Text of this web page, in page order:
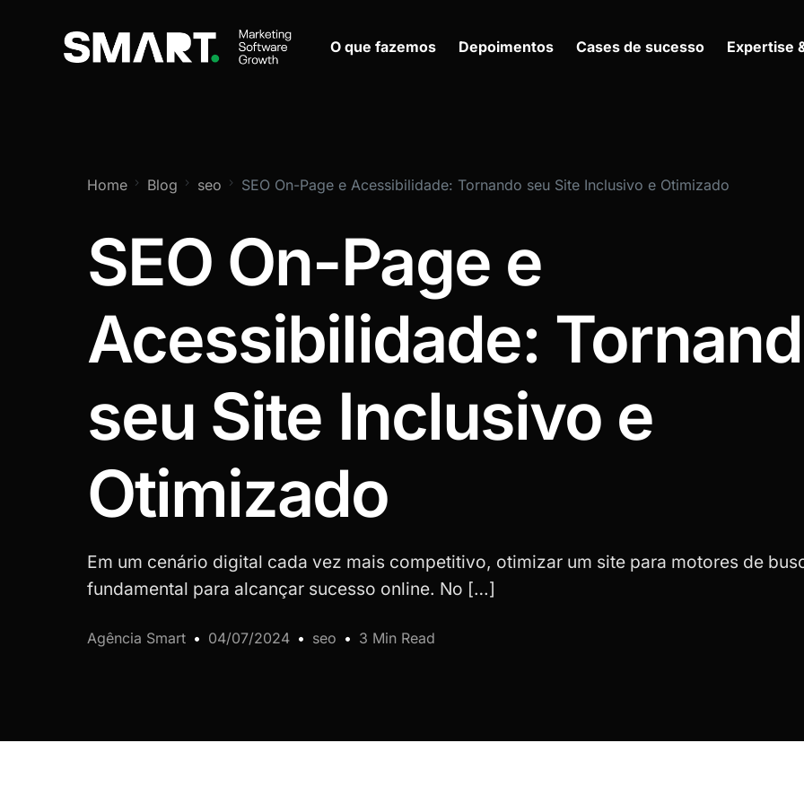
O que fazemos Depoimentos Cases de sucesso Expertise
Home Blog seo SEO On-Page e Acessibilidade: Tornando seu Site Inclusivo e Otimizado
SEO On-Page e
Acessibilidade:
seu Site Inclusivo e
Otimizado
Em um cenário digital cada vez mais competitivo, otimizar um site para motores de
fundamental para alcançar sucesso online. No […]
Agência Smart 04/07/2024 seo 3 Min Read